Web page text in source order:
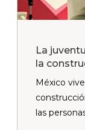
La
la
México
las